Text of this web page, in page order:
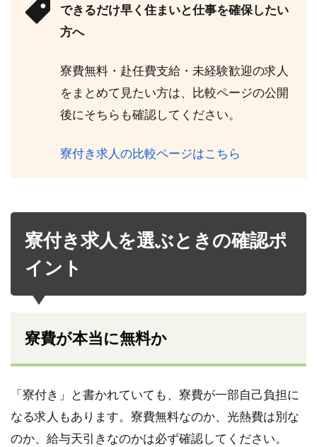
できるだけ早く住まいと仕事を確保したい
方へ
寮費無料・赴任費支給・未経験歓迎の求人
をまとめて見たい方は、比較ページの公開
後にそちらも確認してください。
寮付き求人の比較ページはこちら
寮付き求人を選ぶときの確認ポ
イント
寮費が本当に無料か
「寮付き」と書かれていても、寮費が一部自己負担に
なる求人もあります。寮費無料なのか、光熱費は別な
のか、給与天引きなのかは必ず確認してください。